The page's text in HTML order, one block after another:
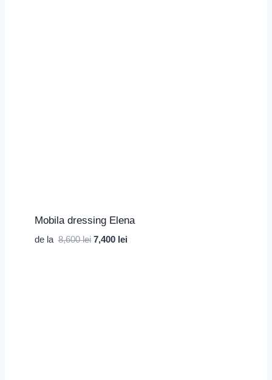
Mobila dressing Elena
de la8,600lei Prețul
7,400 leiPrețul